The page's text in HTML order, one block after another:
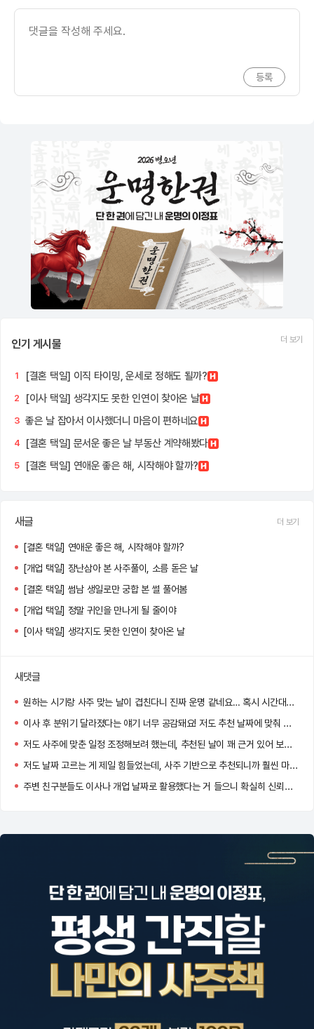
인기 게시물 더 보기
1 [결혼 택일] 이직 타이밍, 운세로 정해도 될까?
2 [이사 택일] 생각지도 못한 인연이 찾아온 날
3 좋은 날 잡아서 이사했더니 마음이 편하네요
4 [결혼 택일] 문서운 좋은 날 부동산 계약해봤다
5 [결혼 택일] 연애운 좋은 해, 시작해야 할까?
새글 더 보기
[결혼 택일] 연애운 좋은 해, 시작해야 할까?
[개업 택일] 장난삼아 본 사주풀이, 소름 돋은 날
[결혼 택일] 썸남 생일로만 궁합 본 썰 풀어봄
[개업 택일] 정말 귀인을 만나게 될 줄이야
[이사 택일] 생각지도 못한 인연이 찾아온 날
새댓글
원하는 시기랑 사주 맞는 날이 겹친다니 진짜 운명 같네요… 혹시 시간대도 같이 추천되던가요?
이사 후 분위기 달라졌다는 얘기 너무 공감돼요! 저도 추천 날짜에 맞춰 이사했는데 신기하게 일이 잘 풀리더라고요.
저도 사주에 맞춘 일정 조정해보려 했는데, 추천된 날이 꽤 근거 있어 보여서 고민 중이에요. 도움 많이 될 것 같아요!
저도 날짜 고르는 게 제일 힘들었는데, 사주 기반으로 추천되니까 훨씬 마음이 놓이더라고요!
주변 친구분들도 이사나 개업 날짜로 활용했다는 거 들으니 확실히 신뢰감 생기네요.